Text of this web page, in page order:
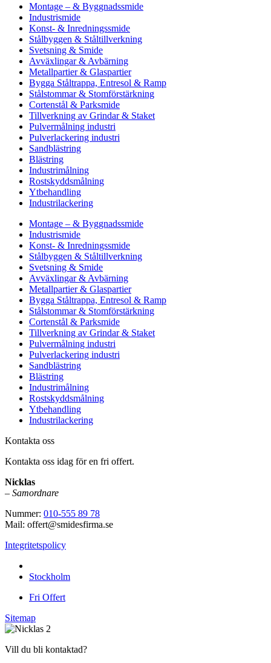
Montage – & Byggnadssmide
Industrismide
Konst- & Inredningssmide
Stålbyggen & Ståltillverkning
Svetsning & Smide
Avväxlingar & Avbärning
Metallpartier & Glaspartier
Bygga Ståltrappa, Entresol & Ramp
Stålstommar & Stomförstärkning
Cortenstål & Parksmide
Tillverkning av Grindar & Staket
Pulvermålning industri
Pulverlackering industri
Sandblästring
Blästring
Industrimålning
Rostskyddsmålning
Ytbehandling
Industrilackering
Montage – & Byggnadssmide
Industrismide
Konst- & Inredningssmide
Stålbyggen & Ståltillverkning
Svetsning & Smide
Avväxlingar & Avbärning
Metallpartier & Glaspartier
Bygga Ståltrappa, Entresol & Ramp
Stålstommar & Stomförstärkning
Cortenstål & Parksmide
Tillverkning av Grindar & Staket
Pulvermålning industri
Pulverlackering industri
Sandblästring
Blästring
Industrimålning
Rostskyddsmålning
Ytbehandling
Industrilackering
Kontakta oss
Kontakta oss idag för en fri offert.
Nicklas
– Samordnare
Nummer: 010-555 89 78
Mail: offert@smidesfirma.se
Integritetspolicy
Stockholm
Fri Offert
Sitemap
Vill du bli kontaktad?